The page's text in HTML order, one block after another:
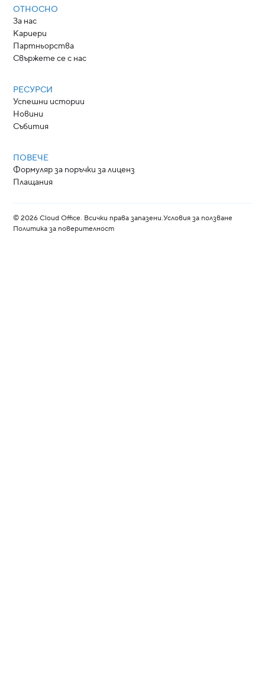
ОТНОСНО
За нас
Кариери
Партньорства
Свържете се с нас
РЕСУРСИ
Успешни истории
Новини
Събития
ПОВЕЧЕ
Формуляр за поръчки за лиценз
Плащания
©2026 Cloud Office. Всички права запазени.Условия за ползване
Политика за поверителност